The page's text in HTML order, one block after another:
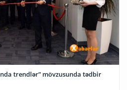
trendlər” mövzusunda tədbir